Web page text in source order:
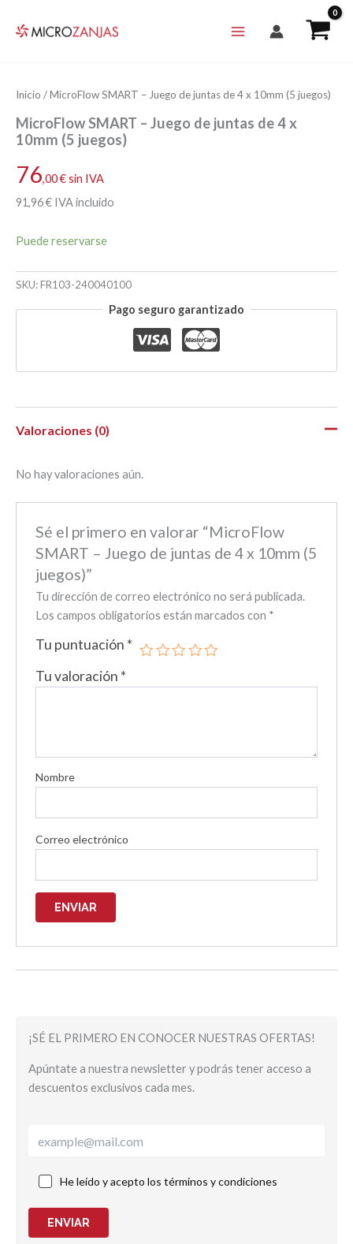
Inicio / MicroFlow SMART – Juego de juntas de 4 x 10mm (5 juegos)
MicroFlow SMART – Juego de juntas de 4 x
10mm (5 juegos)
76,00€sin IVA
91,96€ IVA incluido
Puede reservarse
SKU:FR103-240040100
Pago seguro garantizado
Valoraciones (0)
No hay valoraciones aún.
Sé el primero en valorar “MicroFlow
SMART – Juego de juntas de 4 x 10mm (5
juegos)”
Tu dirección de correo electrónico no será publicada.
Los campos obligatorios están marcados con *
Tu puntuación *
Tu valoración *
Nombre
Correo electrónico
¡SÉ EL PRIMERO EN CONOCER NUESTRAS OFERTAS!
Apúntate a nuestra newsletter y podrás tener acceso a
descuentos exclusivos cada mes.
He leído y acepto los términos y condiciones
ENVIAR